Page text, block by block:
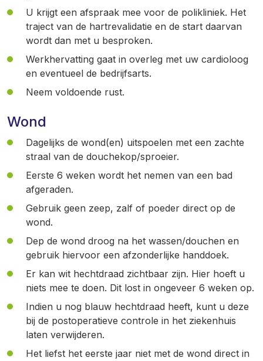
U krijgt een afspraak mee voor de polikliniek. Het
traject van de hartrevalidatie en de start daarvan
wordt dan met u besproken.
Werkhervatting gaat in overleg met uw cardioloog
en eventueel de bedrijfsarts.
Neem voldoende rust.
Wond
Dagelijks de wond(en) uitspoelen met een zachte
straal van de douchekop/sproeier.
Eerste 6 weken wordt het nemen van een bad
afgeraden.
Gebruik geen zeep, zalf of poeder direct op de
wond.
Dep de wond droog na het wassen/douchen en
gebruik hiervoor een afzonderlijke handdoek.
Er kan wit hechtdraad zichtbaar zijn. Hier hoeft u
niets mee te doen. Dit lost in ongeveer 6 weken op.
Indien u nog blauw hechtdraad heeft, kunt u deze
bij de postoperatieve controle in het ziekenhuis
laten verwijderen.
Het liefst het eerste jaar niet met de wond direct in